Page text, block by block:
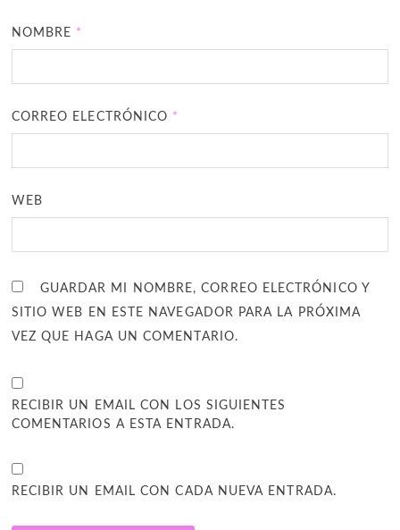
NOMBRE *
CORREO ELECTRÓNICO *
WEB
GUARDAR MI NOMBRE, CORREO ELECTRÓNICO Y
SITIO WEB EN ESTE NAVEGADOR PARA LA PRÓXIMA
VEZ QUE HAGA UN COMENTARIO.
RECIBIR UN EMAIL CON LOS SIGUIENTES
COMENTARIOS A ESTA ENTRADA.
RECIBIR UN EMAIL CON CADA NUEVA ENTRADA.